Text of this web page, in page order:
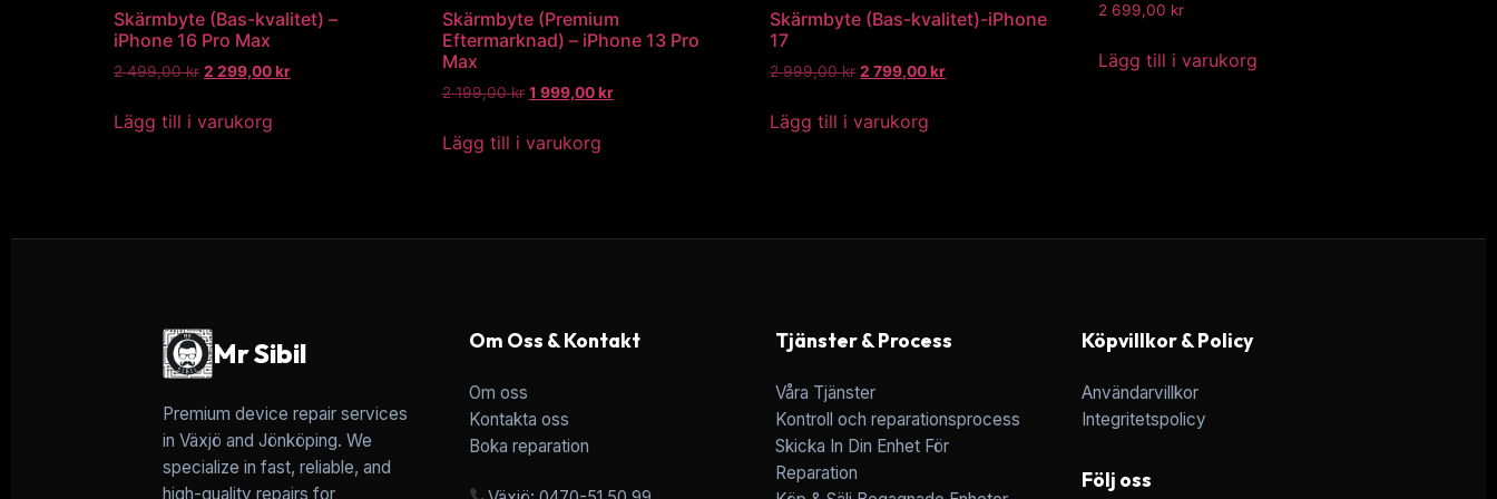
Skärmbyte (Bas-kvalitet) –
iPhone 16 Pro Max
2 499,00kr 2 299,00kr
Lägg till i varukorg
Skärmbyte (Premium
Eftermarknad) – iPhone 13 Pro
Max
2 199,00kr 1 999,00kr
Lägg till i varukorg
Skärmbyte (Bas-kvalitet)-iPhone
17
2 999,00kr 2 799,00kr
Lägg till i varukorg
2 699,00 kr
Lägg till i varukorg
Mr Sibil
Premium device repair services
in Växjö and Jönköping. We
specialize in fast, reliable, and
high-quality repairs for
Om Oss & Kontakt
Om oss
Kontakta oss
Boka reparation
Tjänster & Process
Våra Tjänster
Kontroll och reparationsprocess
Skicka In Din Enhet För
Reparation
Köpvillkor & Policy
Användarvillkor
Integritetspolicy
Följ oss